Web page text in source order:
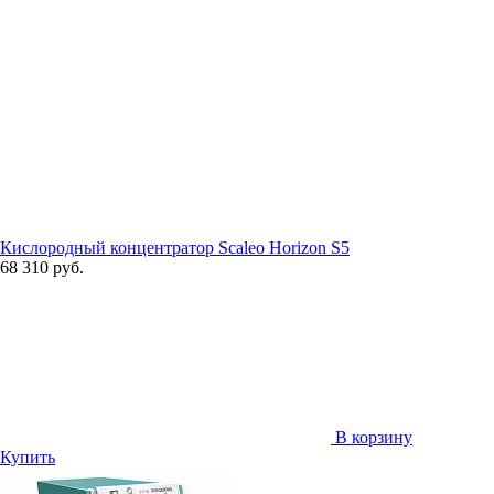
Кислородный концентратор Scaleo Horizon S5
68 310 руб.
В корзину
Купить